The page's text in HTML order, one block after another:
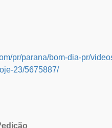
pr/parana/bom-dia-pr/
23/5675887/